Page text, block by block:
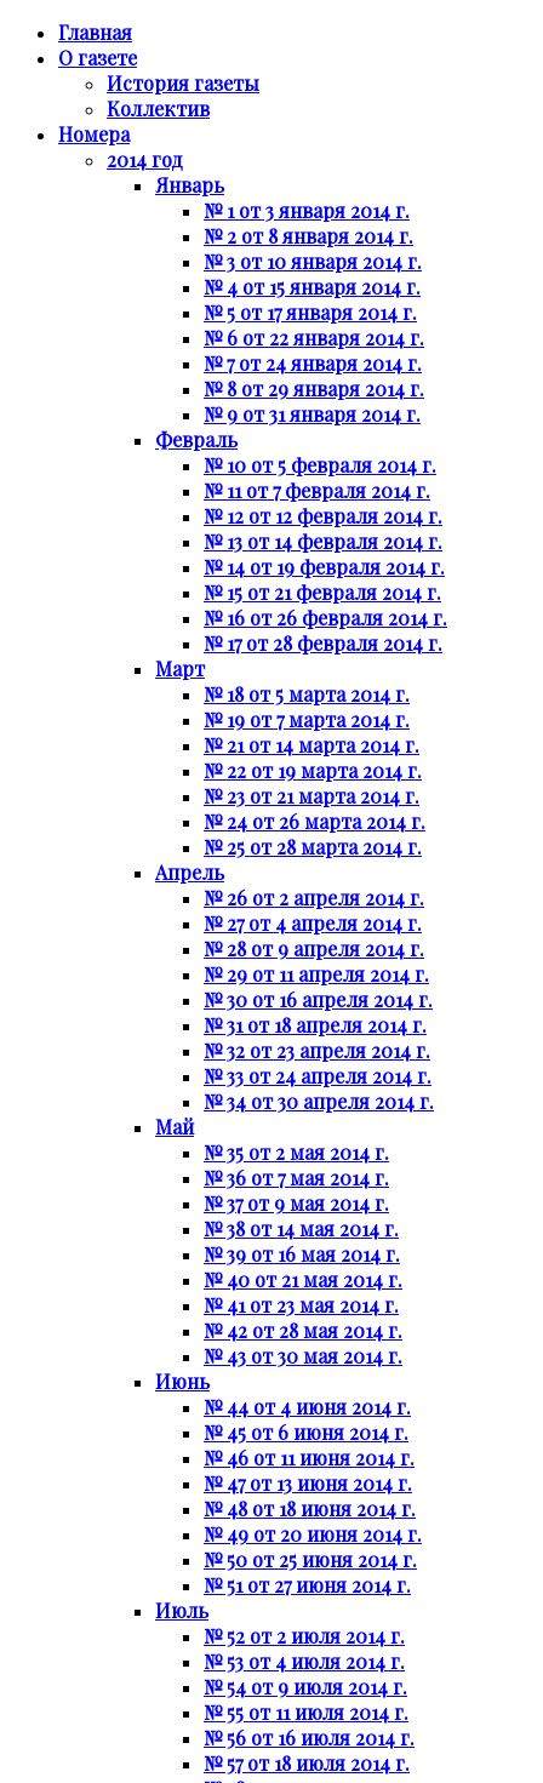
Главная
О газете
История газеты
Коллектив
Номера
2014 год
Январь
№ 1 от 3 января 2014 г.
№ 2 от 8 января 2014 г.
№ 3 от 10 января 2014 г.
№ 4 от 15 января 2014 г.
№ 5 от 17 января 2014 г.
№ 6 от 22 января 2014 г.
№ 7 от 24 января 2014 г.
№ 8 от 29 января 2014 г.
№ 9 от 31 января 2014 г.
Февраль
№ 10 от 5 февраля 2014 г.
№ 11 от 7 февраля 2014 г.
№ 12 от 12 февраля 2014 г.
№ 13 от 14 февраля 2014 г.
№ 14 от 19 февраля 2014 г.
№ 15 от 21 февраля 2014 г.
№ 16 от 26 февраля 2014 г.
№ 17 от 28 февраля 2014 г.
Март
№ 18 от 5 марта 2014 г.
№ 19 от 7 марта 2014 г.
№ 21 от 14 марта 2014 г.
№ 22 от 19 марта 2014 г.
№ 23 от 21 марта 2014 г.
№ 24 от 26 марта 2014 г.
№ 25 от 28 марта 2014 г.
Апрель
№ 26 от 2 апреля 2014 г.
№ 27 от 4 апреля 2014 г.
№ 28 от 9 апреля 2014 г.
№ 29 от 11 апреля 2014 г.
№ 30 от 16 апреля 2014 г.
№ 31 от 18 апреля 2014 г.
№ 32 от 23 апреля 2014 г.
№ 33 от 24 апреля 2014 г.
№ 34 от 30 апреля 2014 г.
Май
№ 35 от 2 мая 2014 г.
№ 36 от 7 мая 2014 г.
№ 37 от 9 мая 2014 г.
№ 38 от 14 мая 2014 г.
№ 39 от 16 мая 2014 г.
№ 40 от 21 мая 2014 г.
№ 41 от 23 мая 2014 г.
№ 42 от 28 мая 2014 г.
№ 43 от 30 мая 2014 г.
Июнь
№ 44 от 4 июня 2014 г.
№ 45 от 6 июня 2014 г.
№ 46 от 11 июня 2014 г.
№ 47 от 13 июня 2014 г.
№ 48 от 18 июня 2014 г.
№ 49 от 20 июня 2014 г.
№ 50 от 25 июня 2014 г.
№ 51 от 27 июня 2014 г.
Июль
№ 52 от 2 июля 2014 г.
№ 53 от 4 июля 2014 г.
№ 54 от 9 июля 2014 г.
№ 55 от 11 июля 2014 г.
№ 56 от 16 июля 2014 г.
№ 57 от 18 июля 2014 г.